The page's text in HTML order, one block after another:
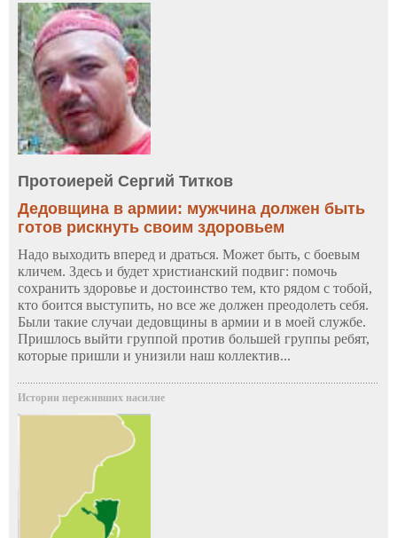
Протоиерей Сергий Титков
Дедовщина в армии: мужчина должен быть
готов рискнуть своим здоровьем
Надо выходить вперед и драться. Может быть, с боевым
кличем. Здесь и будет христианский подвиг: помочь
сохранить здоровье и достоинство тем, кто рядом с тобой,
кто боится выступить, но все же должен преодолеть себя.
Были такие случаи дедовщины в армии и в моей службе.
Пришлось выйти группой против большей группы ребят,
которые пришли и унизили наш коллектив...
Истории переживших насилие